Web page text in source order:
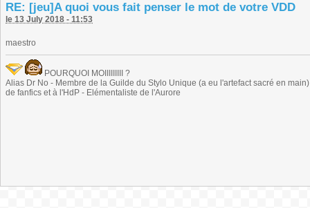
RE: [jeu]A quoi vous fait penser le mot de votre VDD
le 13 July 2018 - 11:53
maestro
POURQUOI MOIIIIIIIII ?
Alias Dr No - Membre de la Guilde du Stylo Unique (a eu l'artefact sacré en
de fanfics et à l'HdP - Elémentaliste de l'Aurore